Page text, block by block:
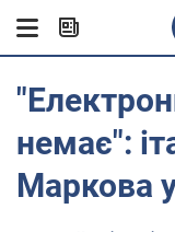
немає":
Маркова